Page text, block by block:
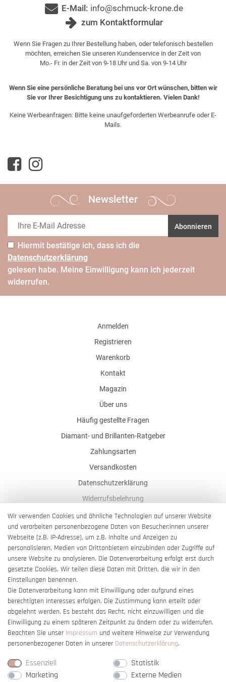
E-Mail: info@schmuck-krone.de
zum Kontaktformular
Wenn Sie Fragen zu Ihrer Bestellung haben, oder telefonisch bestellen
möchten, erreichen Sie unseren Kundenservice in der Zeit von
Mo.- Fr. in der Zeit von 9-18 Uhr und Sa. von 9-14 Uhr
Wenn Sie eine persönliche Beratung bei uns vor Ort wünschen, bitten wir
Sie vor Ihrer Besichtigung uns zu kontaktieren. Vielen Dank!
Keine Werbeanfragen: Bitte keine unaufgeforderten Werbeanrufe oder E-
Mails.
Newsletter
Abonnieren
Hiermit bestätige ich, dass ich die
Daten­schutz­erklärung
gelesen habe. Meine Einwilligung kann ich jederzeit
widerrufen.
Anmelden
Registrieren
Warenkorb
Kontakt
Magazin
Über uns
Häufig gestellte Fragen
Diamant- und Brillanten-Ratgeber
Zahlungsarten
Versandkosten
Datenschutzerklärung
Widerrufsbelehrung
AGB
Impressum
Barrierefreiheitserklärung
Vertrag widerrufen
Wir verwenden Cookies und ähnliche Technologien auf unserer Website
und verarbeiten personenbezogene Daten von Besucher:innen unserer
Webseite (z.B. IP-Adresse), um z.B. Inhalte und Anzeigen zu
personalisieren, Medien von Drittanbietern einzubinden oder Zugriffe auf
unsere Website zu analysieren. Die Datenverarbeitung erfolgt erst durch
gesetzte Cookies. Wir teilen diese Daten mit Dritten, die wir in den
Einstellungen benennen.
Die Datenverarbeitung kann mit Einwilligung oder aufgrund eines
berechtigten Interesses erfolgen. Die Zustimmung kann erteilt oder
abgelehnt werden. Es besteht das Recht, nicht einzuwilligen und die
Einwilligung zu einem späteren Zeitpunkt zu ändern oder zu widerrufen.
Beachten Sie unser Impressum und weitere Hinweise zur Verwendung
personenbezogener Daten in unserer Daten­schutz­erklärung.
Essenziell
Statistik
Marketing
Externe Medien